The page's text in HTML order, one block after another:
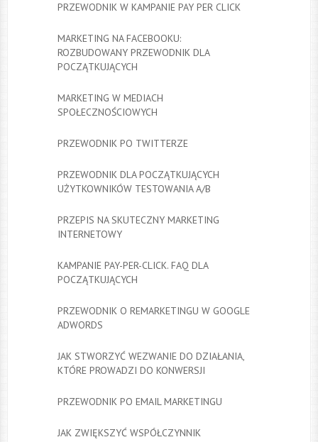
PRZEWODNIK W KAMPANIE PAY PER CLICK
MARKETING NA FACEBOOKU:
ROZBUDOWANY PRZEWODNIK DLA
POCZĄTKUJĄCYCH
MARKETING W MEDIACH
SPOŁECZNOŚCIOWYCH
PRZEWODNIK PO TWITTERZE
PRZEWODNIK DLA POCZĄTKUJĄCYCH
UŻYTKOWNIKÓW TESTOWANIA A/B
PRZEPIS NA SKUTECZNY MARKETING
INTERNETOWY
KAMPANIE PAY-PER-CLICK. FAQ DLA
POCZĄTKUJĄCYCH
PRZEWODNIK O REMARKETINGU W GOOGLE
ADWORDS
JAK STWORZYĆ WEZWANIE DO DZIAŁANIA,
KTÓRE PROWADZI DO KONWERSJI
PRZEWODNIK PO EMAIL MARKETINGU
JAK ZWIĘKSZYĆ WSPÓŁCZYNNIK